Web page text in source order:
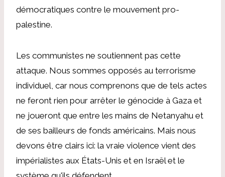
démocratiques contre le mouvement pro-
palestine.
Les communistes ne soutiennent pas cette
attaque. Nous sommes opposés au terrorisme
individuel, car nous comprenons que de tels actes
ne feront rien pour arrêter le génocide à Gaza et
ne joueront que entre les mains de Netanyahu et
de ses bailleurs de fonds américains. Mais nous
devons être clairs ici: la vraie violence vient des
impérialistes aux États-Unis et en Israël et le